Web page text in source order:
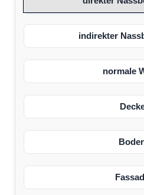
indirekter
normale